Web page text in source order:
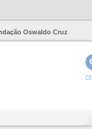
Oswaldo Cruz